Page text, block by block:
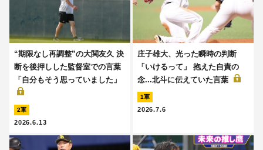
“期限なし再調整”の大関友久 決
断を後押しした監督室での言葉
「自分もそう思っていました」
2軍
2026.6.13
庄子雄大、光った瞬時の判断
「いけるって」 抱えた自責の
念...北斗に伝えていた言葉
1軍
2026.7.6